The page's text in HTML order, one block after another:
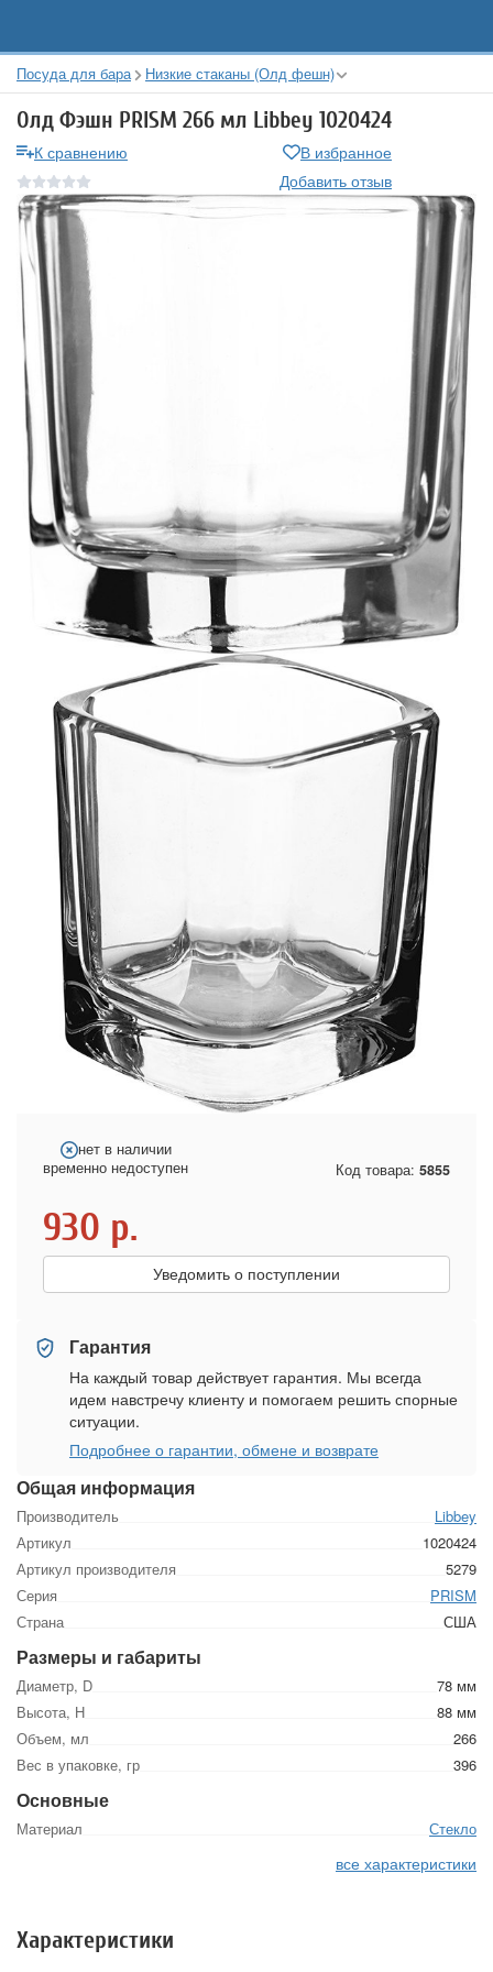
Посуда для бара Низкие стаканы (Олд фешн)
Олд Фэшн PRISM 266 мл Libbey 1020424
К сравнению
В избранное
Добавить отзыв
Общая информация
Производитель
Libbey
Артикул
1020424
Артикул производителя
5279
Серия
PRISM
Страна
США
Размеры и габариты
Диаметр, D
78 мм
Высота, Н
88 мм
Объем, мл
266
Вес в упаковке, гр
396
Основные
Материал Стекло
все характеристики
нет в наличии
временно недоступен
Код товара: 5855
930 р.
Уведомить о поступлении
Гарантия
На каждый товар действует гарантия. Мы всегда
идем навстречу клиенту и помогаем решить спорные
ситуации.
Подробнее о гарантии, обмене и возврате
Характеристики